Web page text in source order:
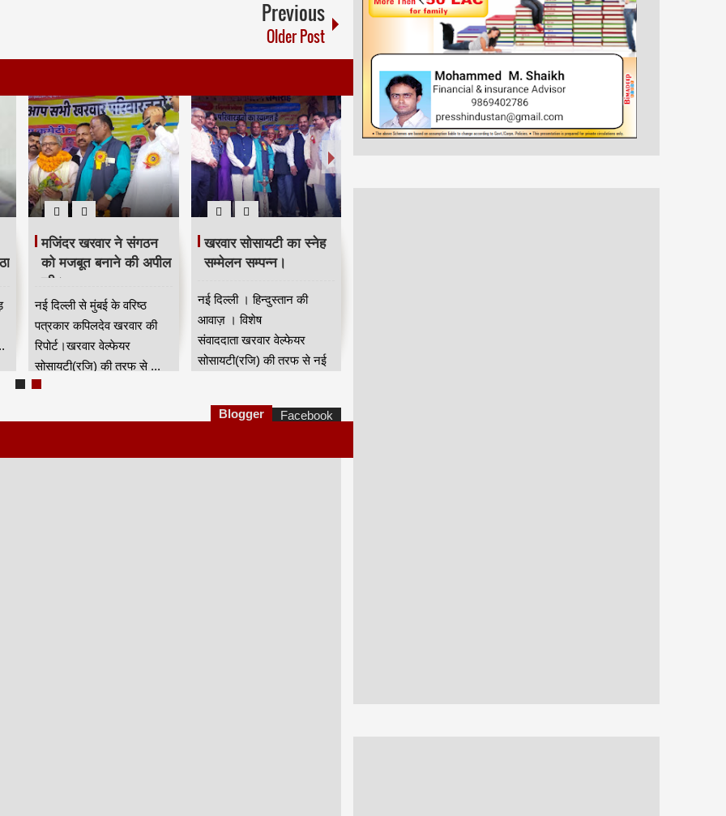
Previous
Older Post
मजिंदर खरवार ने संगठन
को मजबूत बनाने की अपील
की।
नई दिल्ली से मुंबई के वरिष्ठ
पत्रकार कपिलदेव खरवार की
रिपोर्ट।खरवार वेल्फेयर
सोसायटी(रजि) की तरफ से ...
खरवार सोसायटी का स्नेह
सम्मेलन सम्पन्न।
नई दिल्ली । हिन्दुस्तान की
आवाज़ । विशेष
संवाददाता खरवार वेल्फेयर
सोसायटी(रजि) की तरफ से नई
Blogger Facebook